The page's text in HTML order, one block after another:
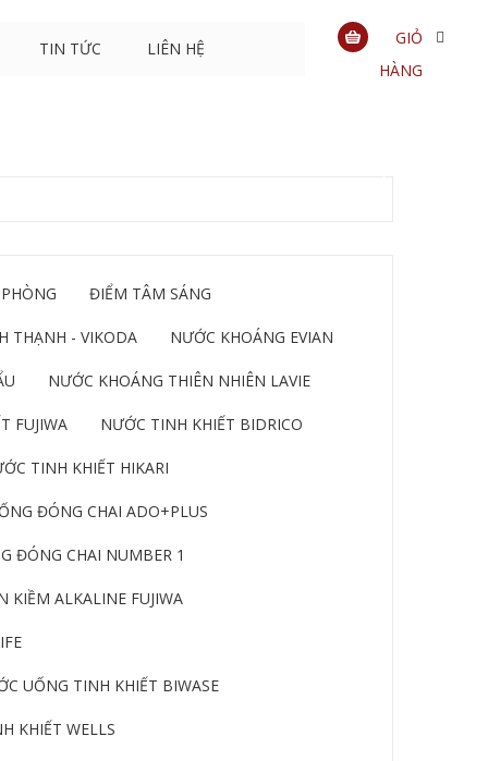
TIN TỨC LIÊN HỆ
GIỎ
HÀNG
ĐIỂM TÂM SÁNG
THẠNH - VIKODA NƯỚC KHOÁNG EVIAN
NƯỚC KHOÁNG THIÊN NHIÊN LAVIE
FUJIWA NƯỚC TINH KHIẾT BIDRICO
TINH KHIẾT HIKARI
ĐÓNG CHAI ADO+PLUS
ĐÓNG CHAI NUMBER 1
KIỀM ALKALINE FUJIWA
UỐNG TINH KHIẾT BIWASE
KHIẾT WELLS